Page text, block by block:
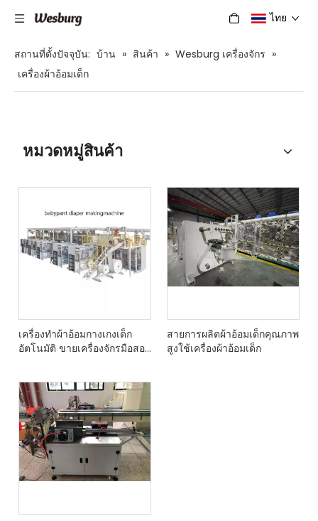
ไทย
สถานที่ตั้งปัจจุบัน: บ้าน » สินค้า » Wesburg เครื่องจักร »
เครื่องผ้าอ้อมเด็ก
หมวดหมู่สินค้า
เครื่องทำผ้าอ้อมกางเกงเด็ก
อัตโนมัติ ขายเครื่องจักรมือสอง
สายการผลิตผ้าอ้อมเด็กคุณภาพ
สูงใช้เครื่องผ้าอ้อมเด็ก